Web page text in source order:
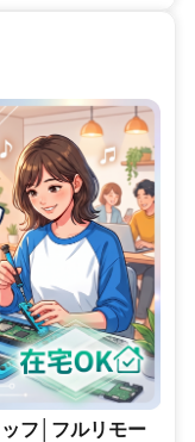
フ│フルリモー